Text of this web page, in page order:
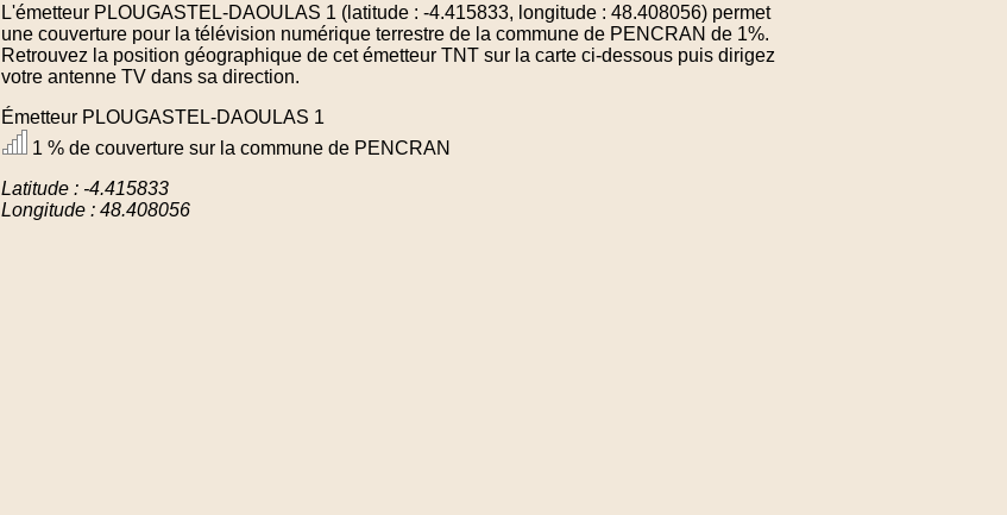
L'émetteur PLOUGASTEL-DAOULAS 1 (latitude : -4.415833, longitude : 48.408056) permet
une couverture pour la télévision numérique terrestre de la commune de PENCRAN de 1%.
Retrouvez la position géographique de cet émetteur TNT sur la carte ci-dessous puis dirigez
votre antenne TV dans sa direction.
Émetteur PLOUGASTEL-DAOULAS 1
1 % de couverture sur la commune de PENCRAN
Latitude : -4.415833
Longitude : 48.408056